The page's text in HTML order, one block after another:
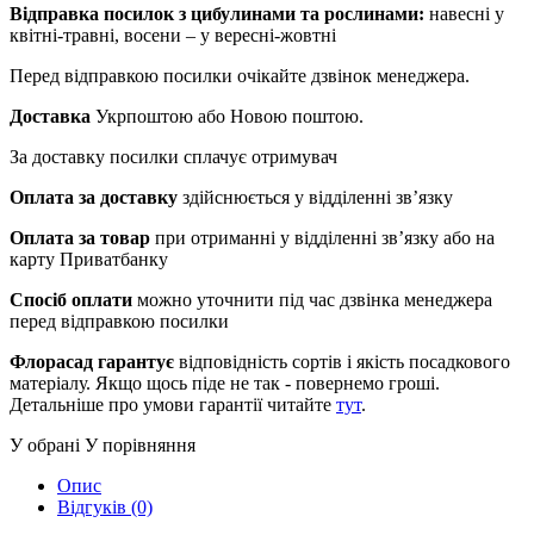
Відправка посилок з цибулинами та рослинами: навесні у
квітні-травні, восени – у вересні-жовтні
Перед відправкою посилки очікайте дзвінок менеджера.
Доставка Укрпоштою або Новою поштою.
За доставку посилки сплачує отримувач
Оплата за доставку здійснюється у відділенні зв’язку
Оплата за товар при отриманні у відділенні зв’язку або на
карту Приватбанку
Спосіб оплати можно уточнити під час дзвінка менеджера
перед відправкою посилки
Флорасад гарантує відповідність сортів і якість посадкового
матеріалу. Якщо щось піде не так - повернемо гроші.
Детальніше про умови гарантії читайте тут.
У обрані У порівняння
Опис
Відгуків (0)